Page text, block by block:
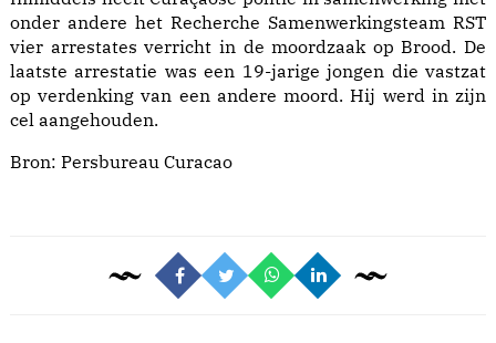
onder andere het Recherche Samenwerkingsteam RST
vier arrestates verricht in de moordzaak op Brood. De
laatste arrestatie was een 19-jarige jongen die vastzat
op verdenking van een andere moord. Hij werd in zijn
cel aangehouden.
Bron: Persbureau Curacao